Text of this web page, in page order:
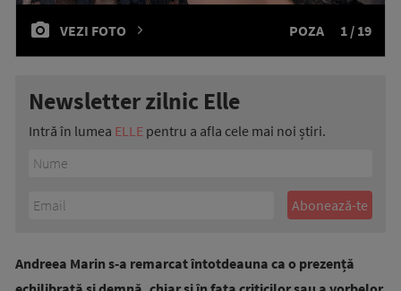
VEZI FOTO POZA 1 / 19
Newsletter zilnic Elle
Intră în lumea ELLE pentru a afla cele mai noi știri.
Andreea Marin s-a remarcat întotdeauna ca o prezență